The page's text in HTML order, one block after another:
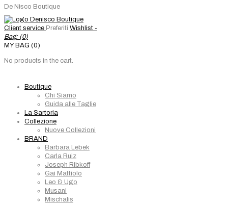
De Nisco Boutique
Client service Preferiti Wishlist -
Bag: (0)
MY BAG (0)
No products in the cart.
Boutique
Chi Siamo
Guida alle Taglie
La Sartoria
Collezione
Nuove Collezioni
BRAND
Barbara Lebek
Carla Ruiz
Joseph Ribkoff
Gai Mattiolo
Leo & Ugo
Musani
Mischalis